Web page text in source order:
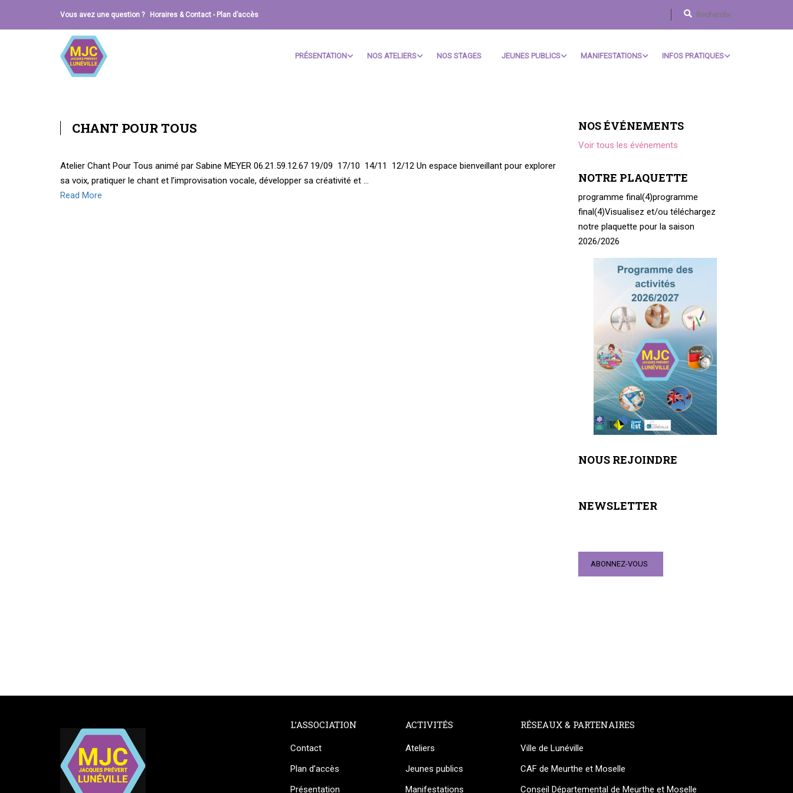
Vous avez une question ? Horaires & Contact - Plan d’accès
PRÉSENTATION NOS ATELIERS NOS STAGES JEUNES PUBLICS MANIFESTATIONS INFOS PRATIQUES
CHANT POUR TOUS
Atelier Chant Pour Tous animé par Sabine MEYER 06.21.59.12.67 19/09 17/10 14/11 12/12 Un espace bienveillant pour explorer
sa voix, pratiquer le chant et l’improvisation vocale, développer sa créativité et …
Read More
NOS ÉVÉNEMENTS
Voir tous les événements
NOTRE PLAQUETTE
programme final(4)programme
final(4)Visualisez et/ou téléchargez
notre plaquette pour la saison
2026/2026
NOUS REJOINDRE
NEWSLETTER
L’ASSOCIATION
Contact
Plan d’accès
Présentation
ACTIVITÉS
Ateliers
Jeunes publics
Manifestations
RÉSEAUX & PARTENAIRES
Ville de Lunéville
CAF de Meurthe et Moselle
Conseil Départemental de Meurthe et Moselle